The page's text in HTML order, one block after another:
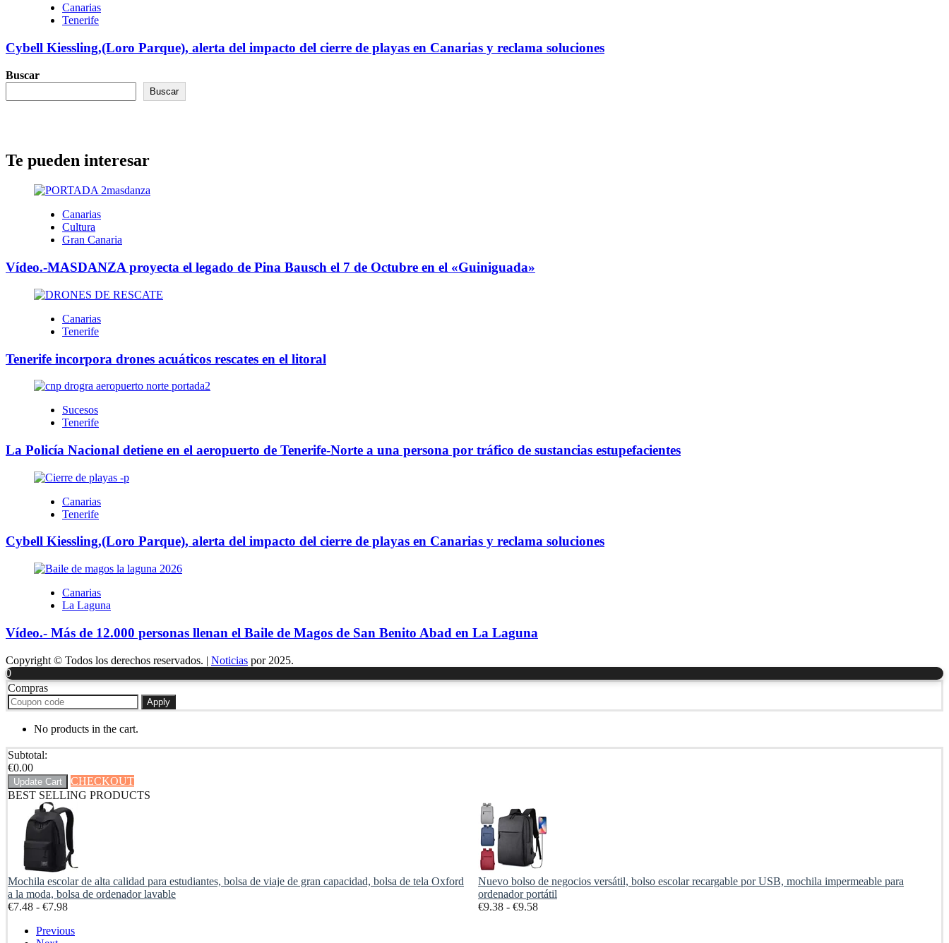
Canarias
Tenerife
Cybell Kiessling,(Loro Parque), alerta del impacto del cierre de playas en Canarias y reclama soluciones
Buscar
Buscar
Te pueden interesar
Canarias
Cultura
Gran Canaria
Vídeo.-MASDANZA proyecta el legado de Pina Bausch el 7 de Octubre en el «Guiniguada»
Canarias
Tenerife
Tenerife incorpora drones acuáticos rescates en el litoral
Sucesos
Tenerife
La Policía Nacional detiene en el aeropuerto de Tenerife-Norte a una persona por tráfico de sustancias estupefacientes
Canarias
Tenerife
Cybell Kiessling,(Loro Parque), alerta del impacto del cierre de playas en Canarias y reclama soluciones
Canarias
La Laguna
Vídeo.- Más de 12.000 personas llenan el Baile de Magos de San Benito Abad en La Laguna
Copyright © Todos los derechos reservados. | Noticias por 2025.
0
Compras
Apply
No products in the cart.
Subtotal:
€0.00
Update Cart
CHECKOUT
BEST SELLING PRODUCTS
Mochila escolar de alta calidad para estudiantes, bolsa de viaje de gran capacidad, bolsa de tela Oxford
a la moda, bolsa de ordenador lavable
€7.48 - €7.98Rango
precios:
Nuevo bolso de negocios versátil, bolso escolar recargable por USB, mochila impermeable para
ordenador portátil
€9.38 - €9.58Rango
Previous